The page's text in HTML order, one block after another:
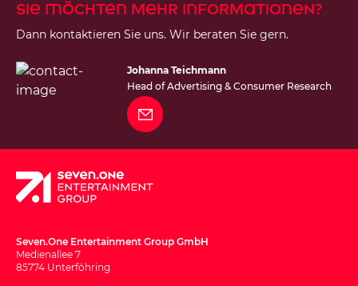
Sie möchten mehr Informationen?
Dann kontaktieren Sie uns. Wir beraten Sie gern.
Johanna Teichmann
Head of Advertising & Consumer Research
Seven.One Entertainment Group GmbH
Medienallee 7
85774 Unterföhring